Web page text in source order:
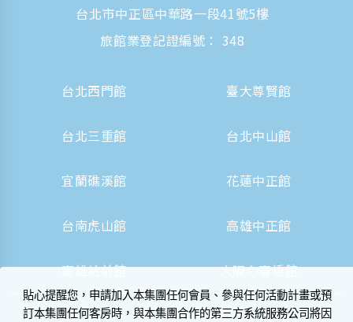
台北市中正區中華路一段41號5樓
旅館業登記證編號： 348
台北西門館 臺大尊賢館
台北三重館 台北中山館
宜蘭礁溪館 花蓮中正館
台南虎山館 高雄中正館
高雄站前館 大阪心齋橋館
貼心提醒您，申請加入本集團任何會員、參與任何活動計畫或預
訂本集團任何客房時，與本集團合作的第三方系統服務公司將因